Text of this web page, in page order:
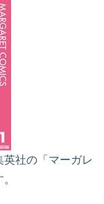
社の「マーガレ